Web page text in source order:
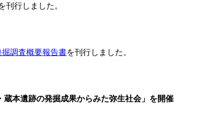
刊行しました。
調査概要報告書を刊行しました。
本遺跡の発掘成果からみた弥生社会」を開催